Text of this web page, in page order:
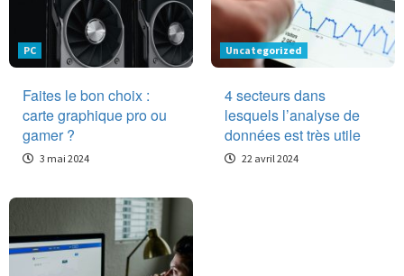
PC
Faites le bon choix :
carte graphique pro ou
gamer ?
3 mai 2024
Uncategorized
4 secteurs dans
lesquels l’analyse de
données est très utile
22 avril 2024